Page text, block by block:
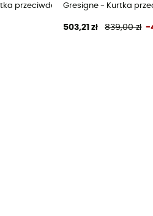
przeciwdeszczowaGresigne - Kurtka
503,21 zł 839,00 zł -